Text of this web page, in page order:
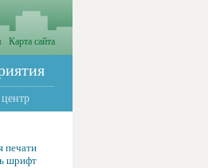
Карта сайта
печати
шрифт